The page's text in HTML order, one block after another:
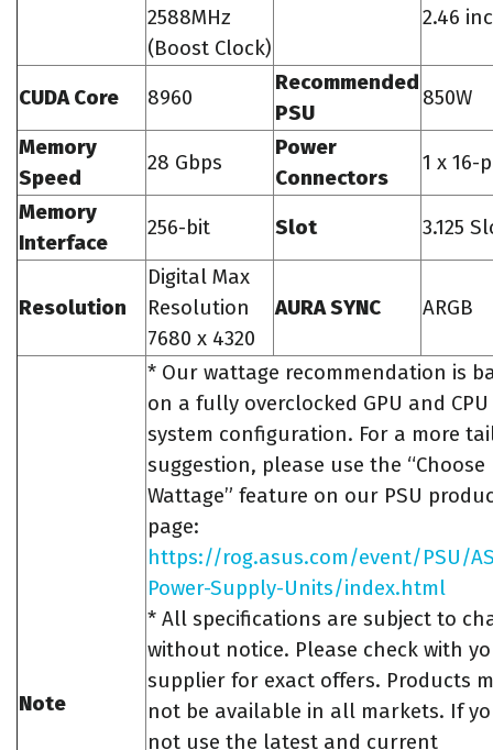
2588MHz
(Boost Clock)
2.46
CUDA Core 8960
Recommended
PSU
850W
Memory
Speed
28 Gbps
Power
Connectors
1 x 16-
Memory
Interface
256-bit Slot 3.125
Resolution
Digital Max
Resolution
7680 x 4320
AURA SYNC ARGB
Note
* Our wattage recommendation is
on a fully overclocked GPU and CPU
system configuration. For a more
suggestion, please use the “Choose
Wattage” feature on our PSU
page:
https://rog.asus.com/event/PSU/
Power-Supply-Units/index.html
* All specifications are subject to
without notice. Please check with
supplier for exact offers. Products
not be available in all markets. If
not use the latest and current